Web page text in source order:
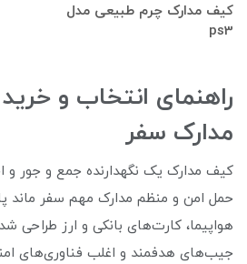
کیف مدارک چرم طبیعی مدل
ps3
راهنمای انتخاب و
مدارک سفر
کیف مدارک یک نگهدارنده جمع‌ و جور
حمل امن و منظم مدارک مهم سفر ماند
هواپیما، کارت‌های بانکی و ارز طراحی
جیب‌‌های هدفمند و اغلب فناوری‌های